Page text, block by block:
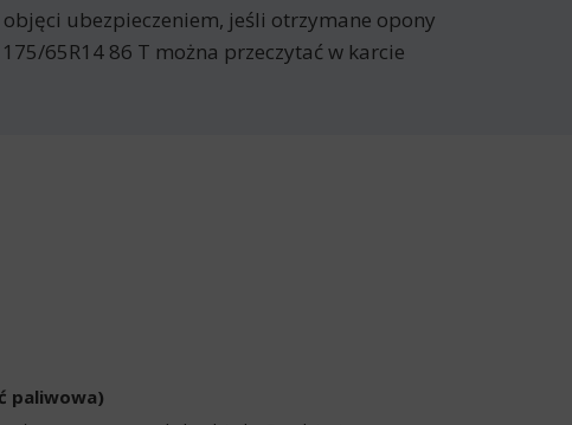
ubezpieczeniem, jeśli otrzymane opony
65R14 86 T można przeczytać w karcie
paliwowa)